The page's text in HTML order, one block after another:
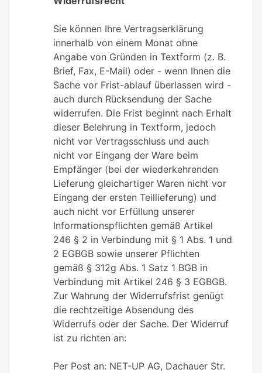
Sie können Ihre Vertragserklärung
innerhalb von einem Monat ohne
Angabe von Gründen in Textform (z. B.
Brief, Fax, E-Mail) oder - wenn Ihnen die
Sache vor Frist-ablauf überlassen wird -
auch durch Rücksendung der Sache
widerrufen. Die Frist beginnt nach Erhalt
dieser Belehrung in Textform, jedoch
nicht vor Vertragsschluss und auch
nicht vor Eingang der Ware beim
Empfänger (bei der wiederkehrenden
Lieferung gleichartiger Waren nicht vor
Eingang der ersten Teillieferung) und
auch nicht vor Erfüllung unserer
Informationspflichten gemäß Artikel
246 § 2 in Verbindung mit § 1 Abs. 1 und
2 EGBGB sowie unserer Pflichten
gemäß § 312g Abs. 1 Satz 1 BGB in
Verbindung mit Artikel 246 § 3 EGBGB.
Zur Wahrung der Widerrufsfrist genügt
die rechtzeitige Absendung des
Widerrufs oder der Sache. Der Widerruf
ist zu richten an:
Per Post an: NET-UP AG, Dachauer Str.